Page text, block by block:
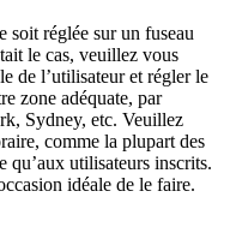
soit réglée sur un fuseau
le cas, veuillez vous
de l’utilisateur et régler le
zone adéquate, par
Sydney, etc. Veuillez
comme la plupart des
qu’aux utilisateurs inscrits.
idéale de le faire.